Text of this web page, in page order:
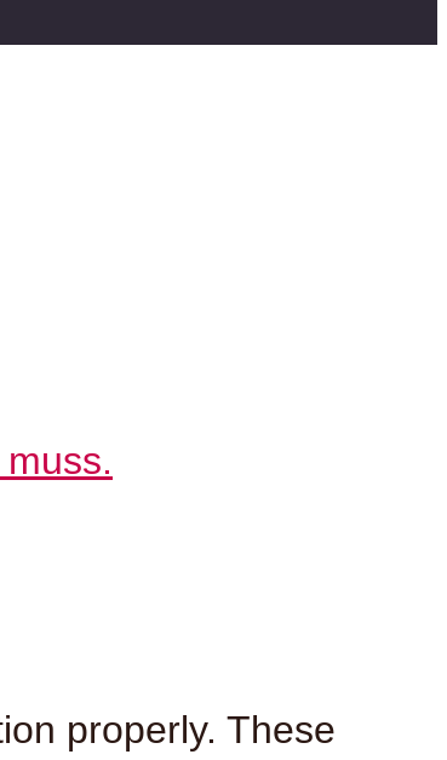
properly. These